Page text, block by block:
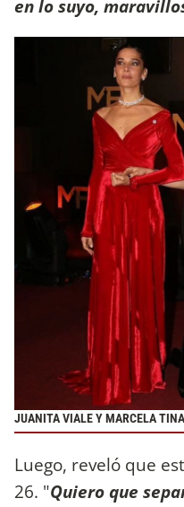
en lo suyo,
JUANITA VIALE Y MARCELA
Luego, reveló que
26. "Quiero que